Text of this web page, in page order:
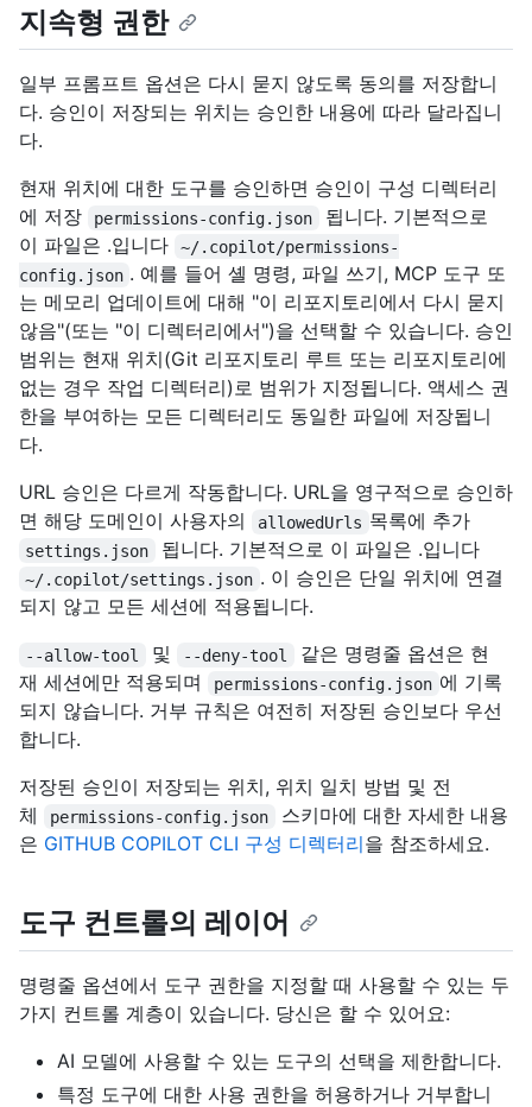
지속형 권한
일부 프롬프트 옵션은 다시 묻지 않도록 동의를 저장합니
다. 승인이 저장되는 위치는 승인한 내용에 따라 달라집니
다.
현재 위치에 대한 도구를 승인하면 승인이 구성 디렉터리
에 저장
permissions-config.json
됩니다. 기본적으로
이 파일은 .입니다
~/.copilot/permissions-
config.json . 예를 들어 셸 명령, 파일 쓰기, MCP 도구 또
는 메모리 업데이트에 대해 "이 리포지토리에서 다시 묻지
않음"(또는 "이 디렉터리에서")을 선택할 수 있습니다. 승인
범위는 현재 위치(Git 리포지토리 루트 또는 리포지토리에
없는 경우 작업 디렉터리)로 범위가 지정됩니다. 액세스 권
한을 부여하는 모든 디렉터리도 동일한 파일에 저장됩니
다.
URL 승인은 다르게 작동합니다. URL을 영구적으로 승인하
면 해당 도메인이 사용자의
allowedUrls 목록에 추가
settings.json 됩니다. 기본적으로 이 파일은 .입니다
~/.copilot/settings.json . 이 승인은 단일 위치에 연결
되지 않고 모든 세션에 적용됩니다.
--allow-tool 및 --deny-tool
같은 명령줄 옵션은 현
재 세션에만 적용되며
permissions-config.json 에 기록
되지 않습니다. 거부 규칙은 여전히 저장된 승인보다 우선
합니다.
저장된 승인이 저장되는 위치, 위치 일치 방법 및 전
체
permissions-config.json
스키마에 대한 자세한 내용
은 GITHUB COPILOT CLI 구성 디렉터리을 참조하세요.
도구 컨트롤의 레이어
명령줄 옵션에서 도구 권한을 지정할 때 사용할 수 있는 두
가지 컨트롤 계층이 있습니다. 당신은 할 수 있어요:
AI 모델에 사용할 수 있는 도구의 선택을 제한합니다.
특정 도구에 대한 사용 권한을 허용하거나 거부합니